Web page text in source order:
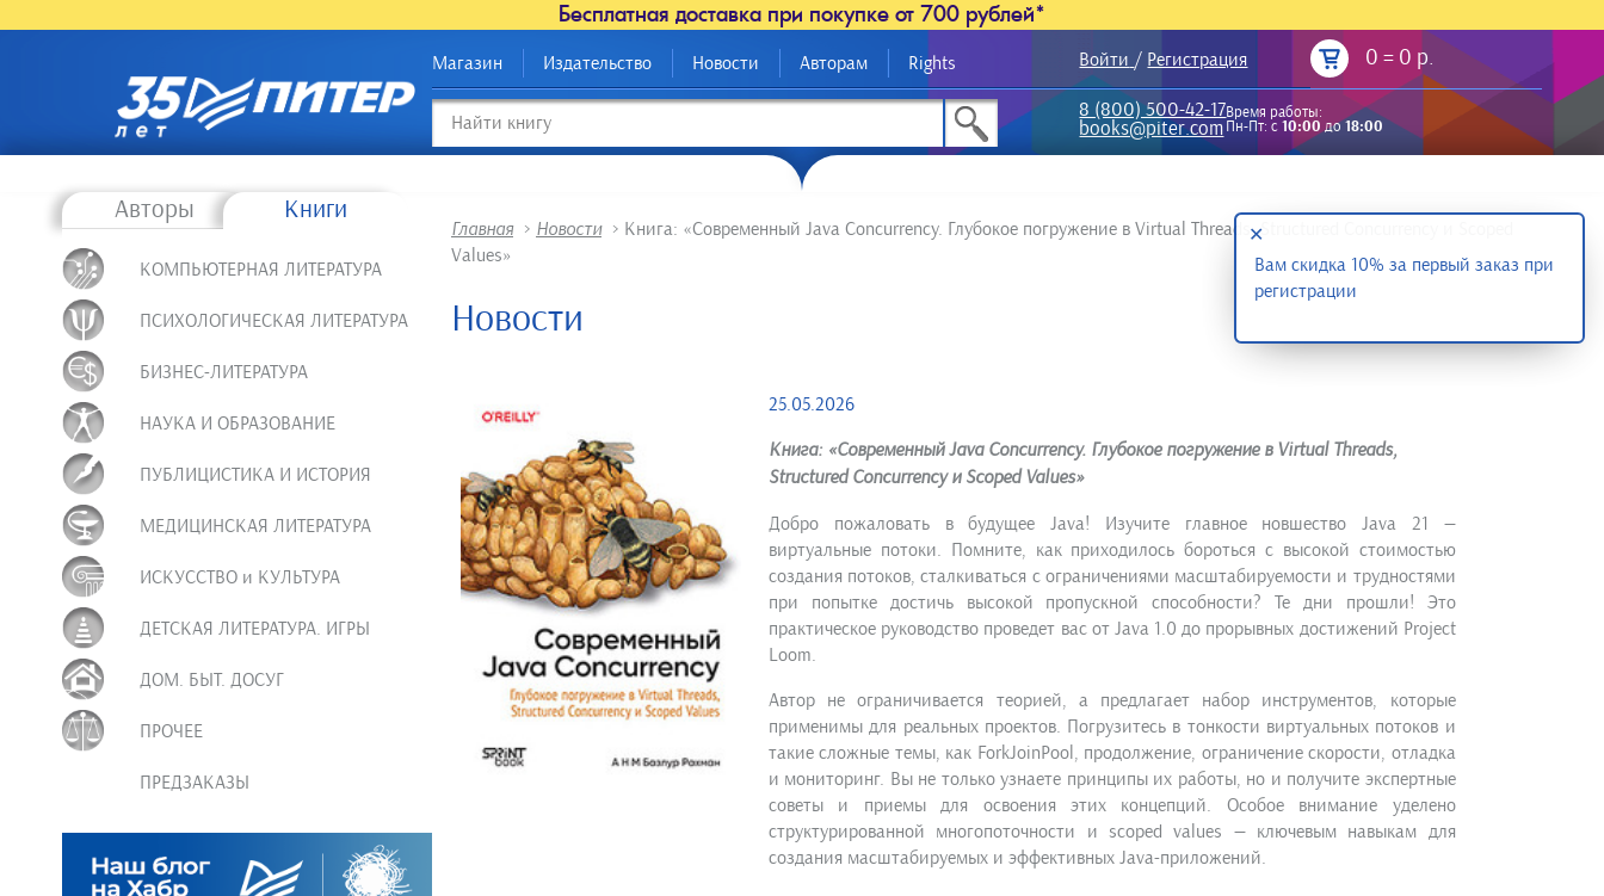
Бесплатная доставка при покупке от 700 рублей*
Магазин Издательство Новости Авторам Rights Войти / Регистрация 0 = 0 р.
8 (800) 500-42-17
books@piter.com
Время работы:
Пн-Пт: с10:00до18:00
Авторы Книги
КОМПЬЮТЕРНАЯ ЛИТЕРАТУРА
ПСИХОЛОГИЧЕСКАЯ ЛИТЕРАТУРА
БИЗНЕС-ЛИТЕРАТУРА
НАУКА И ОБРАЗОВАНИЕ
ПУБЛИЦИСТИКА И ИСТОРИЯ
МЕДИЦИНСКАЯ ЛИТЕРАТУРА
ИСКУССТВО и КУЛЬТУРА
ДЕТСКАЯ ЛИТЕРАТУРА. ИГРЫ
ДОМ. БЫТ. ДОСУГ
ПРОЧЕЕ
ПРЕДЗАКАЗЫ
Главная > Новости > Книга: «Современный Java Concurrency. Глубокое погружение в Virtual Threads, Structured Concurrency и Scoped
Values»
Новости
25.05.2026
Книга: «Современный Java Concurrency. Глубокое погружение в Virtual Threads,
Structured Concurrency и Scoped Values»
Добро пожаловать в будущее Java! Изучите главное новшество Java 21 —
виртуальные потоки. Помните, как приходилось бороться с высокой стоимостью
создания потоков, сталкиваться с ограничениями масштабируемости и трудностями
при попытке достичь высокой пропускной способности? Те дни прошли! Это
практическое руководство проведет вас от Java 1.0 до прорывных достижений Project
Loom.
Автор не ограничивается теорией, а предлагает набор инструментов, которые
применимы для реальных проектов. Погрузитесь в тонкости виртуальных потоков и
такие сложные темы, как ForkJoinPool, продолжение, ограничение скорости, отладка
и мониторинг. Вы не только узнаете принципы их работы, но и получите экспертные
советы и приемы для освоения этих концепций. Особое внимание уделено
структурированной многопоточности и scoped values — ключевым навыкам для
создания масштабируемых и эффективных Java-приложений.
Вам скидка 10% за первый заказ при
регистрации
✕